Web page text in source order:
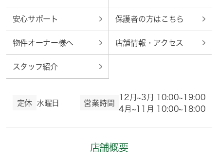
安心サポート 保護者の方はこちら
物件オーナー様へ 店舗情報・アクセス
スタッフ紹介
定休 水曜日 営業時間
12月~3月 10:00~19:00
4月~11月 10:00~18:00
店舗概要